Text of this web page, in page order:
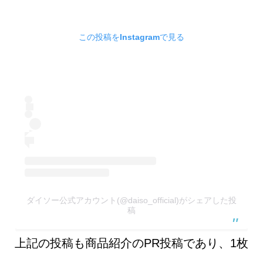
この投稿をInstagramで見る
ダイソー公式アカウント(@daiso_official)がシェアした投
稿
上記の投稿も商品紹介のPR投稿であり、1枚